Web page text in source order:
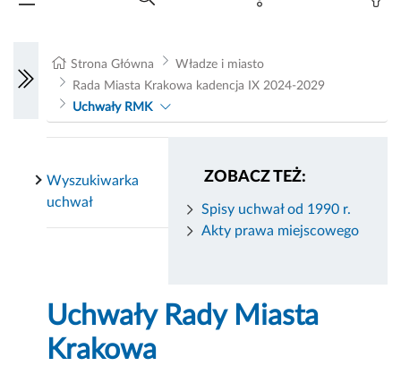
Strona Główna
Władze i miasto
Rada Miasta Krakowa kadencja IX 2024-2029
Uchwały RMK
ZOBACZ TEŻ:
Spisy uchwał od 1990 r.
Akty prawa miejscowego
Wyszukiwarka
uchwał
Uchwały Rady Miasta
Krakowa